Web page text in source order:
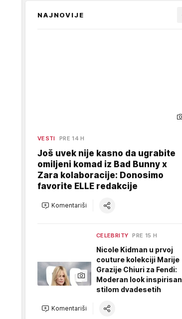
NAJNOVIJE
VESTI PRE 14 H
Još uvek nije kasno da ugrabite
omiljeni komad iz Bad Bunny x
Zara kolaboracije: Donosimo
favorite ELLE redakcije
Komentariši
CELEBRITY PRE 15 H
Nicole Kidman u prvoj
couture kolekciji Marije
Grazije Chiuri za Fendi:
Moderan look inspirisan
stilom dvadesetih
Komentariši